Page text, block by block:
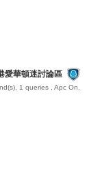
愛華頓迷討論區
1 queries , Apc On.